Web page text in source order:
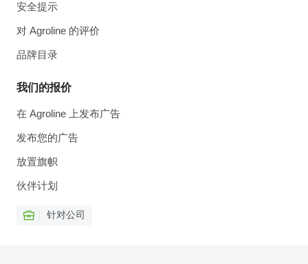
安全提示
对 Agroline 的评价
品牌目录
我们的报价
在 Agroline 上发布广告
发布您的广告
放置旗帜
伙伴计划
针对公司